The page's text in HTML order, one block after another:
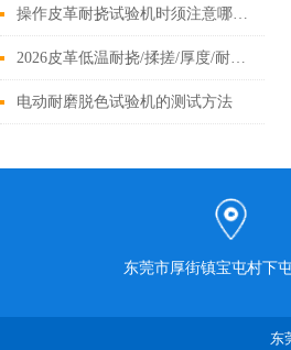
操作皮革耐挠试验机时须注意哪些事项？
2026皮革低温耐挠/揉搓/厚度/耐磨试验机承建攻略：检测仪器选型+靠谱厂家推荐
电动耐磨脱色试验机的测试方法
东莞市厚街镇宝屯村下
东